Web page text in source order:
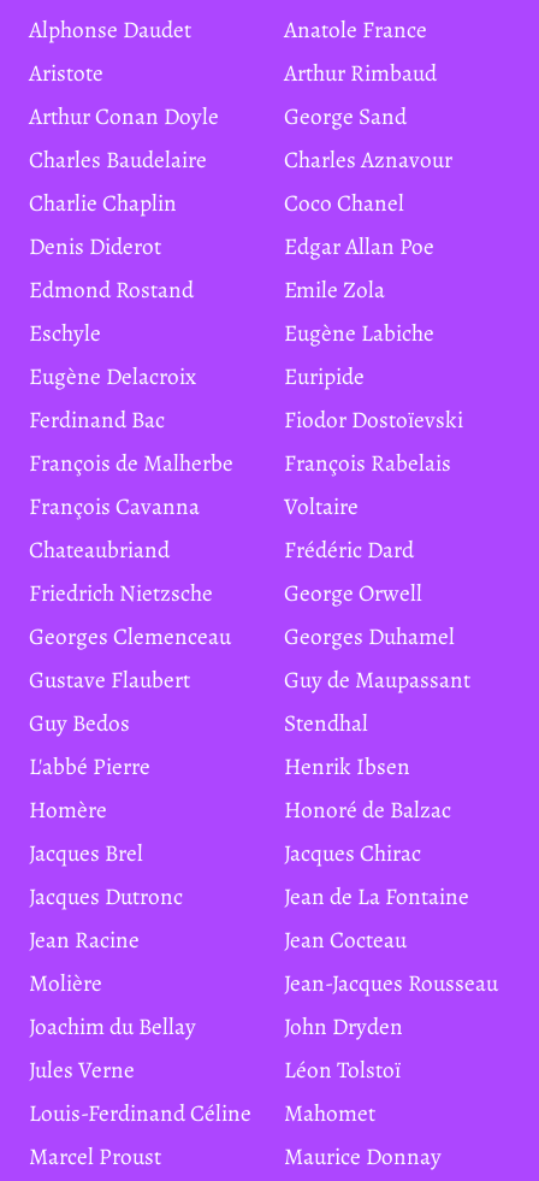
Alphonse Daudet
Anatole France
Aristote
Arthur Rimbaud
Arthur Conan Doyle
George Sand
Charles Baudelaire
Charles Aznavour
Charlie Chaplin
Coco Chanel
Denis Diderot
Edgar Allan Poe
Edmond Rostand
Emile Zola
Eschyle
Eugène Labiche
Eugène Delacroix
Euripide
Ferdinand Bac
Fiodor Dostoïevski
François de Malherbe
François Rabelais
François Cavanna
Voltaire
Chateaubriand
Frédéric Dard
Friedrich Nietzsche
George Orwell
Georges Clemenceau
Georges Duhamel
Gustave Flaubert
Guy de Maupassant
Guy Bedos
Stendhal
L'abbé Pierre
Henrik Ibsen
Homère
Honoré de Balzac
Jacques Brel
Jacques Chirac
Jacques Dutronc
Jean de La Fontaine
Jean Racine
Jean Cocteau
Molière
Jean-Jacques Rousseau
Joachim du Bellay
John Dryden
Jules Verne
Léon Tolstoï
Louis-Ferdinand Céline
Mahomet
Marcel Proust
Maurice Donnay